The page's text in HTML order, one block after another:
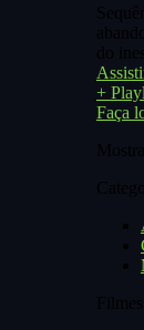
+
Faça